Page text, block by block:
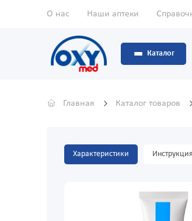
О нас Наши аптеки
Каталог
Главная Каталог товаров
Характеристики